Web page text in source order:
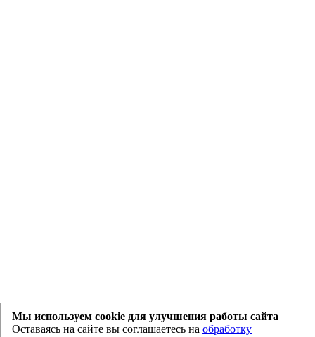
Мы используем cookie для улучшения работы сайта
Оставаясь на сайте вы соглашаетесь на обработку